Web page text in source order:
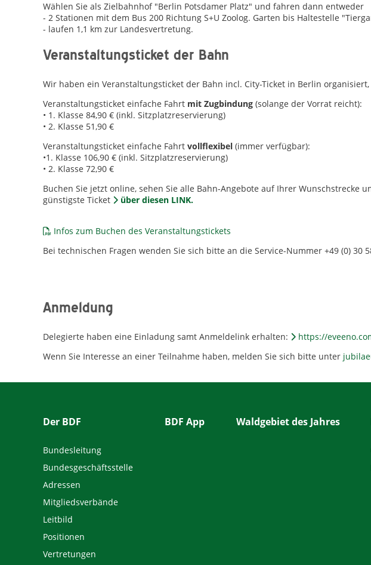
Wählen Sie als Zielbahnhof "Berlin Potsdamer Platz" und fahren dann entweder
- 2 Stationen mit dem Bus 200 Richtung S+U Zoolog. Garten bis Haltestelle
- laufen 1,1 km zur Landesvertretung.
Veranstaltungsticket der Bahn
Wir haben ein Veranstaltungsticket der Bahn incl. City-Ticket in Berlin
Veranstaltungsticket einfache Fahrt mit Zugbindung (solange der Vorrat reicht):
• 1. Klasse 84,90 € (inkl. Sitzplatzreservierung)
• 2. Klasse 51,90 €
Veranstaltungsticket einfache Fahrt vollflexibel (immer verfügbar):
•1. Klasse 106,90 € (inkl. Sitzplatzreservierung)
• 2. Klasse 72,90 €
Buchen Sie jetzt online, sehen Sie alle Bahn-Angebote auf Ihrer Wunschstrecke
günstigste Ticket
über diesen LINK.
Infos zum Buchen des Veranstaltungstickets
Bei technischen Fragen wenden Sie sich bitte an die Service-Nummer +49 (0) 30
Anmeldung
Delegierte haben eine Einladung samt Anmeldelink erhalten:
https://
Wenn Sie Interesse an einer Teilnahme haben, melden Sie sich bitte unter
Der BDF
Bundesleitung
Bundesgeschäftsstelle
Adressen
Mitgliedsverbände
Leitbild
Positionen
Vertretungen
BDF App Waldgebiet des Jahres